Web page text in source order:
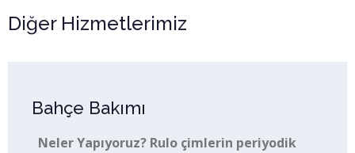
Diğer Hizmetlerimiz
Bahçe Bakımı
Neler Yapıyoruz? Rulo çimlerin periyodik